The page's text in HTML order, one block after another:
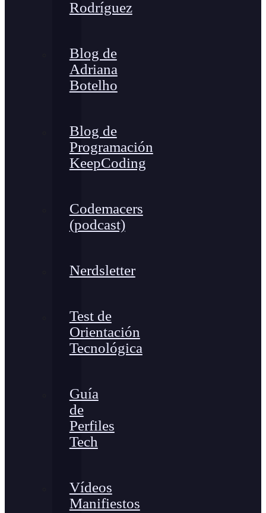
Rodríguez
Blog de
Adriana
Botelho
Blog de
Programación
KeepCoding
Codemacers
(podcast)
Nerdsletter
Test de
Orientación
Tecnológica
Guía
de
Perfiles
Tech
Vídeos
Manifiestos